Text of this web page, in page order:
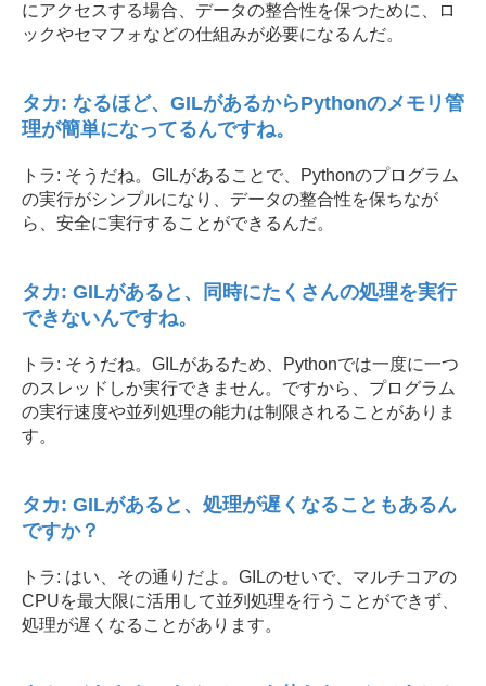
にアクセスする場合、データの整合性を保つために、ロ
ックやセマフォなどの仕組みが必要になるんだ。
タカ: なるほど、GILがあるからPythonのメモリ管
理が簡単になってるんですね。
トラ: そうだね。GILがあることで、Pythonのプログラム
の実行がシンプルになり、データの整合性を保ちなが
ら、安全に実行することができるんだ。
タカ: GILがあると、同時にたくさんの処理を実行
できないんですね。
トラ: そうだね。GILがあるため、Pythonでは一度に一つ
のスレッドしか実行できません。ですから、プログラム
の実行速度や並列処理の能力は制限されることがありま
す。
タカ: GILがあると、処理が遅くなることもあるん
ですか？
トラ: はい、その通りだよ。GILのせいで、マルチコアの
CPUを最大限に活用して並列処理を行うことができず、
処理が遅くなることがあります。